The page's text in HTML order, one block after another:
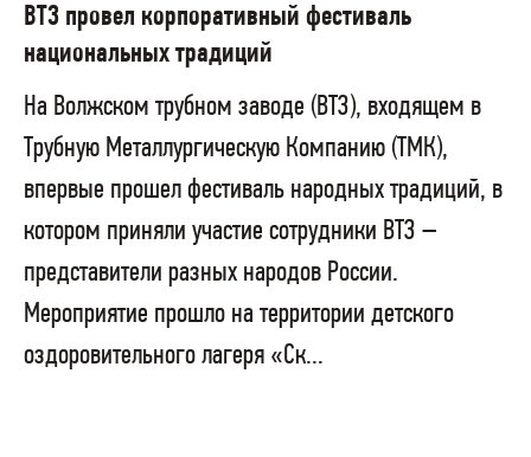
ВТЗ провел корпоративный фестиваль
национальных традиций
На Волжском трубном заводе (ВТЗ), входящем в
Трубную Металлургическую Компанию (ТМК),
впервые прошел фестиваль народных традиций, в
котором приняли участие сотрудники ВТЗ –
представители разных народов России.
Мероприятие прошло на территории детского
оздоровительного лагеря «Ск...